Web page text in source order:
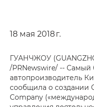
18 мая 2018 г.
ГУАНЧЖОУ
/PRNewswire/ --
автопроизводитель
сообщила о создании
Company